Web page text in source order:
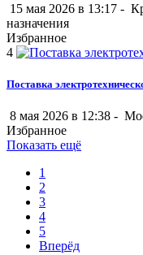
15 мая 2026 в 13:17 -
назначения
Избранное
4
Поставка
8 мая 2026 в 12:38 -
Избранное
Показать ещё
1
2
3
4
5
Вперёд